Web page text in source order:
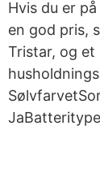
Hvis du er
en god pris,
Tristar, og et